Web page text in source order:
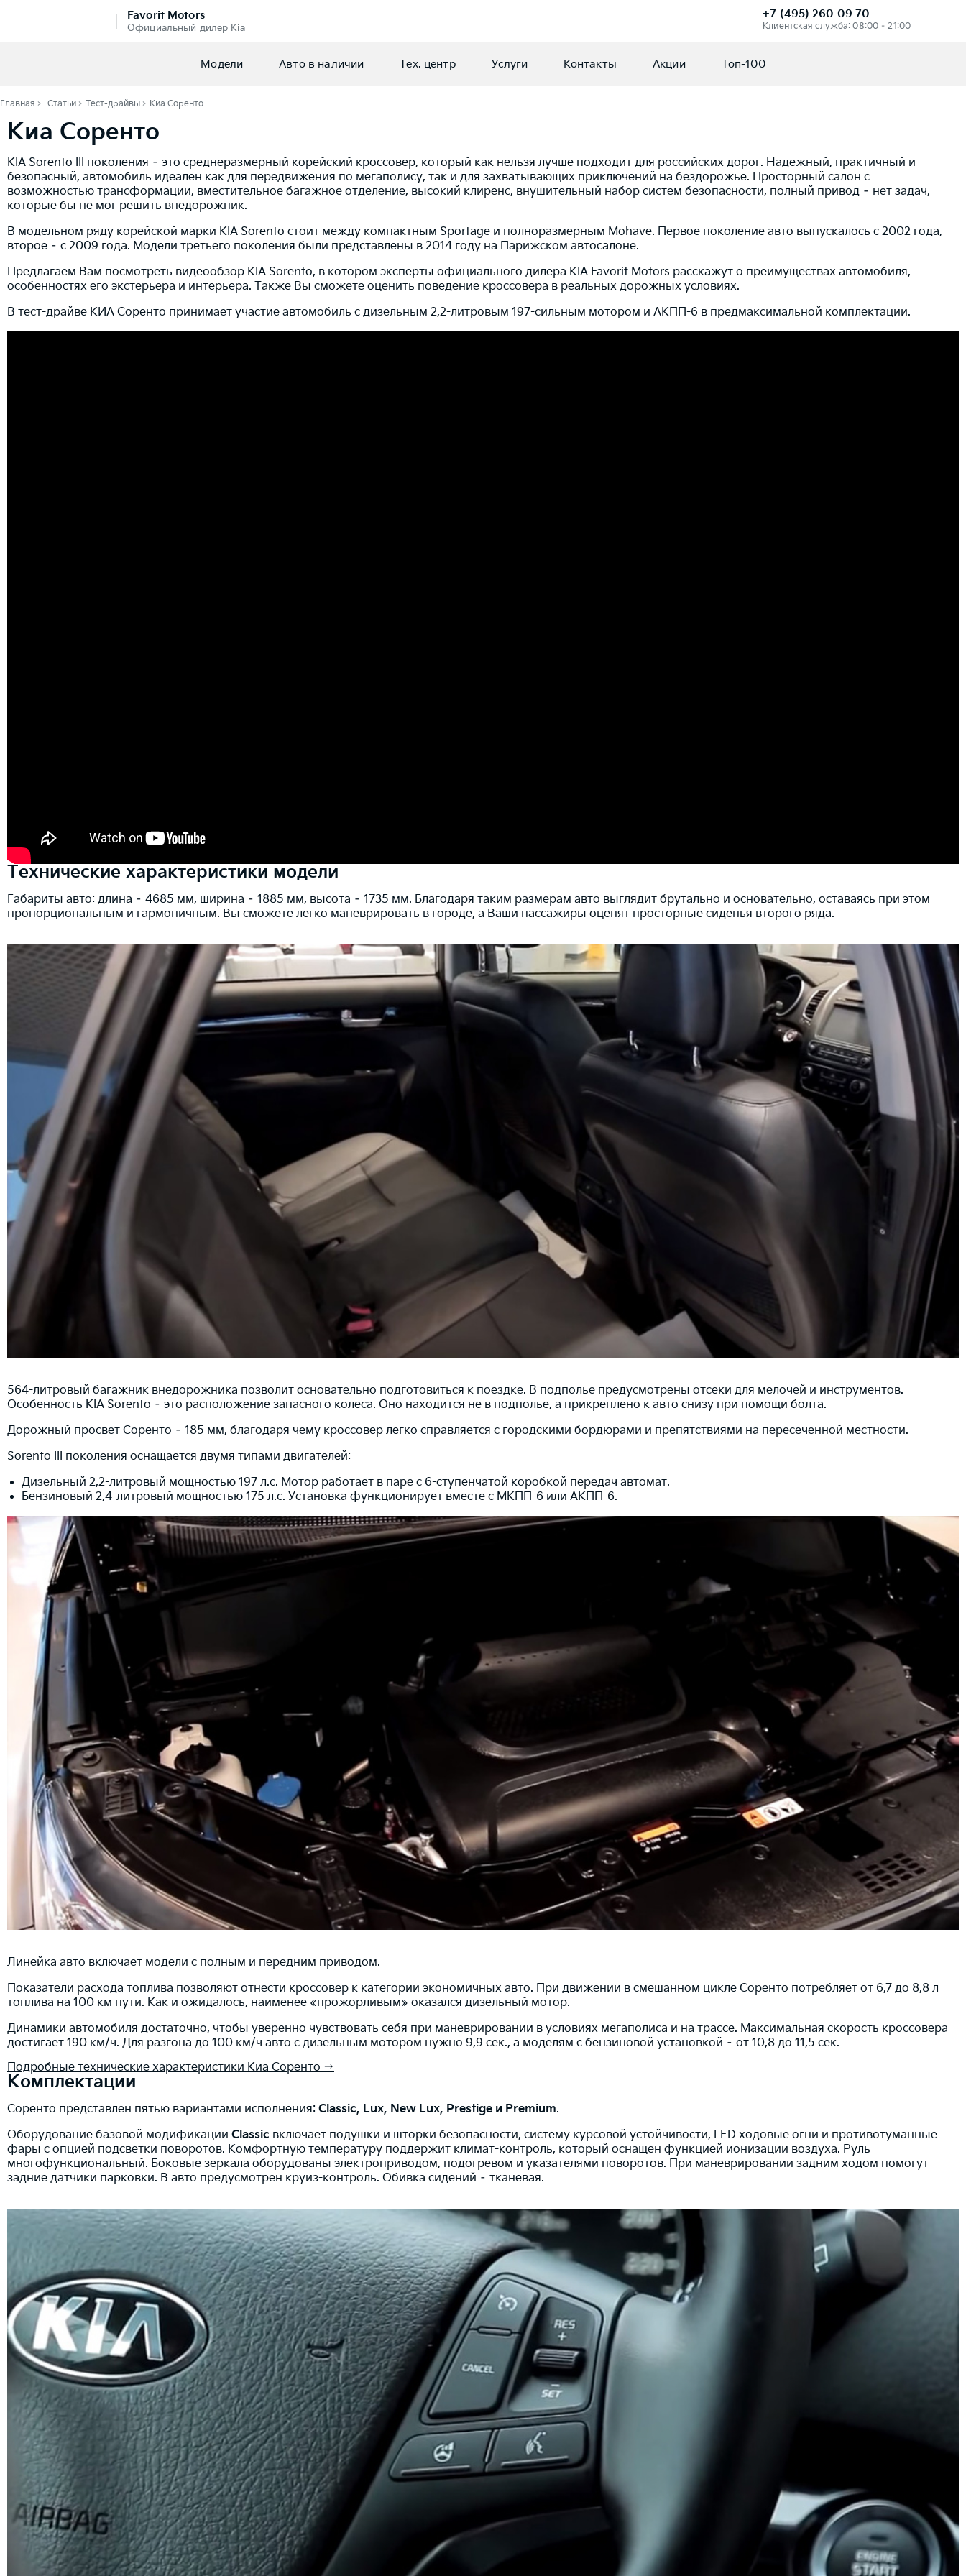
Favorit Motors
Официальный дилер Kia
+7 (495) 260 09 70
Клиентская служба: 08:00 – 21:00
Модели Авто в наличии Тех. центр Услуги Контакты Акции Топ-100
Главная Статьи Тест-драйвы Киа Соренто
Киа Соренто
KIA Sorento III поколения – это среднеразмерный корейский кроссовер, который как нельзя лучше подходит для российских дорог. Надежный, практичный и
безопасный, автомобиль идеален как для передвижения по мегаполису, так и для захватывающих приключений на бездорожье. Просторный салон с
возможностью трансформации, вместительное багажное отделение, высокий клиренс, внушительный набор систем безопасности, полный привод – нет задач,
которые бы не мог решить внедорожник.
В модельном ряду корейской марки KIA Sorento стоит между компактным Sportage и полноразмерным Mohave. Первое поколение авто выпускалось с 2002 года,
второе – с 2009 года. Модели третьего поколения были представлены в 2014 году на Парижском автосалоне.
Предлагаем Вам посмотреть видеообзор KIA Sorento, в котором эксперты официального дилера KIA Favorit Motors расскажут о преимуществах автомобиля,
особенностях его экстерьера и интерьера. Также Вы сможете оценить поведение кроссовера в реальных дорожных условиях.
В тест-драйве КИА Соренто принимает участие автомобиль с дизельным 2,2-литровым 197-сильным мотором и АКПП-6 в предмаксимальной комплектации.
Технические характеристики модели
Габариты авто: длина – 4685 мм, ширина – 1885 мм, высота – 1735 мм. Благодаря таким размерам авто выглядит брутально и основательно, оставаясь при этом
пропорциональным и гармоничным. Вы сможете легко маневрировать в городе, а Ваши пассажиры оценят просторные сиденья второго ряда.
564-литровый багажник внедорожника позволит основательно подготовиться к поездке. В подполье предусмотрены отсеки для мелочей и инструментов.
Особенность KIA Sorento – это расположение запасного колеса. Оно находится не в подполье, а прикреплено к авто снизу при помощи болта.
Дорожный просвет Соренто – 185 мм, благодаря чему кроссовер легко справляется с городскими бордюрами и препятствиями на пересеченной местности.
Sorento III поколения оснащается двумя типами двигателей:
Дизельный 2,2-литровый мощностью 197 л.с. Мотор работает в паре с 6-ступенчатой коробкой передач автомат.
Бензиновый 2,4-литровый мощностью 175 л.с. Установка функционирует вместе с МКПП-6 или АКПП-6.
Линейка авто включает модели с полным и передним приводом.
Показатели расхода топлива позволяют отнести кроссовер к категории экономичных авто. При движении в смешанном цикле Соренто потребляет от 6,7 до 8,8 л
топлива на 100 км пути. Как и ожидалось, наименее «прожорливым» оказался дизельный мотор.
Динамики автомобиля достаточно, чтобы уверенно чувствовать себя при маневрировании в условиях мегаполиса и на трассе. Максимальная скорость кроссовера
достигает 190 км/ч. Для разгона до 100 км/ч авто с дизельным мотором нужно 9,9 сек., а моделям с бензиновой установкой – от 10,8 до 11,5 сек.
Подробные технические характеристики Киа Соренто →
Комплектации
Соренто представлен пятью вариантами исполнения: Classic, Lux, New Lux, Prestige и Рremium.
Оборудование базовой модификации Classic включает подушки и шторки безопасности, систему курсовой устойчивости, LED ходовые огни и противотуманные
фары с опцией подсветки поворотов. Комфортную температуру поддержит климат-контроль, который оснащен функцией ионизации воздуха. Руль
многофункциональный. Боковые зеркала оборудованы электроприводом, подогревом и указателями поворотов. При маневрировании задним ходом помогут
задние датчики парковки. В авто предусмотрен круиз-контроль. Обивка сидений – тканевая.